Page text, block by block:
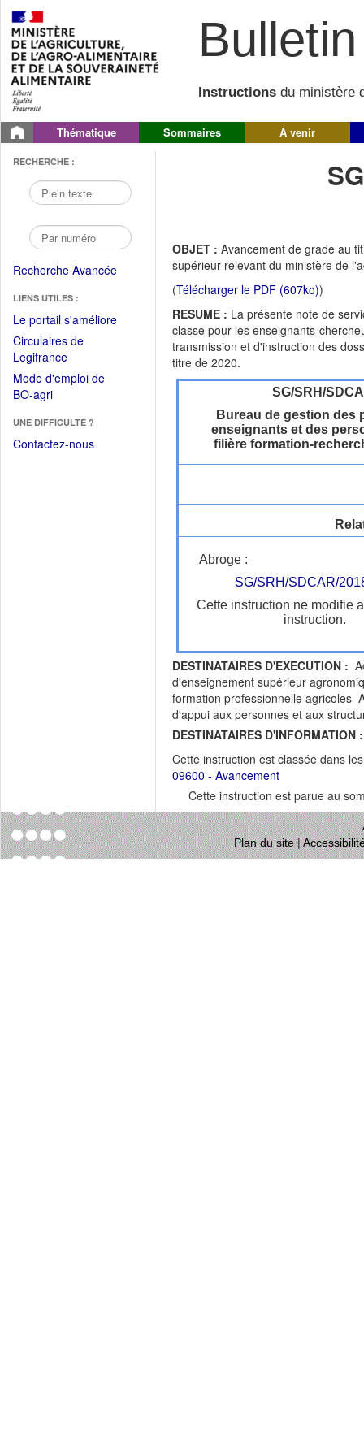
Instructions du ministère
Thématique Sommaires A venir
RECHERCHE :
Recherche Avancée
LIENS UTILES :
Le portail s'améliore(Fichier
Circulaires de
Legifrance(Ouvrir
dans
une
fenêtre)
Mode d'emploi de
BO-agri(Ouvrir
une
nouvelle
UNE DIFFICULTÉ ?
Contactez-nous
OBJET : Avancement de grade au
supérieur relevant du ministère de
(Télécharger le PDF (607ko))
RESUME : La présente note de
classe pour les enseignants-
transmission et d'instruction des
titre de 2020.
SG/SRH/
Bureau de gestion des
enseignants et des
filière formation-
Abroge :
SG/SRH/SDCAR/
Cette instruction ne modifie
instruction.
DESTINATAIRES D'EXECUTION :
d'enseignement supérieur
formation professionnelle agricoles
d'appui aux personnes et aux
DESTINATAIRES D'INFORMATION :
Cette instruction est classée dans
09600 - Avancement
Cette instruction est parue au
Plan du site|